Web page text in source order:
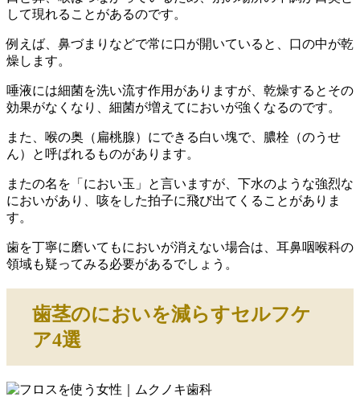
して現れることがあるのです。
例えば、鼻づまりなどで常に口が開いていると、口の中が乾
燥します。
唾液には細菌を洗い流す作用がありますが、乾燥するとその
効果がなくなり、細菌が増えてにおいが強くなるのです。
また、喉の奥（扁桃腺）にできる白い塊で、膿栓（のうせ
ん）と呼ばれるものがあります。
またの名を「におい玉」と言いますが、下水のような強烈な
においがあり、咳をした拍子に飛び出てくることがありま
す。
歯を丁寧に磨いてもにおいが消えない場合は、耳鼻咽喉科の
領域も疑ってみる必要があるでしょう。
歯茎のにおいを減らすセルフケ
ア4選